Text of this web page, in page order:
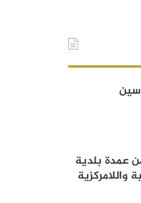
عمدة بلدية
واللامركزية